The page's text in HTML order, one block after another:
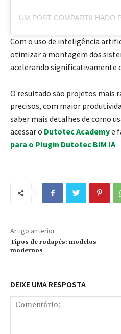
Com o uso de inteligência
otimizar a montagem dos
acelerando significativamente
O resultado são projetos mais
precisos, com maior
saber mais detalhes de como
acessar o Dutotec Academye
para o Plugin Dutotec BIM IA.
Artigo anterior
Tipos de rodapés: modelos
modernos
DEIXE UMA RESPOSTA